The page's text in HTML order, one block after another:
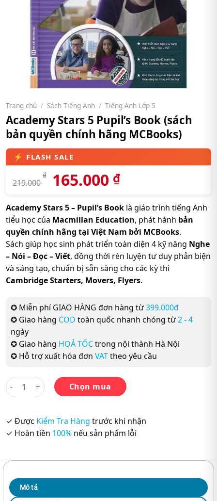
Trang chủ / Sách Tiếng Anh / Tiếng Anh Lớp 5
Academy Stars 5 Pupil’s Book (sách
bản quyền chính hãng MCBooks)
219.000
₫ 165.000 ₫
Academy Stars 5 – Pupil’s Book là giáo trình tiếng Anh
tiểu học của Macmillan Education, phát hành bản
quyền chính hãng tại Việt Nam bởi MCBooks.
Sách giúp học sinh phát triển toàn diện 4 kỹ năng Nghe
– Nói – Đọc – Viết, đồng thời rèn luyện tư duy phản biện
và sáng tạo, chuẩn bị sẵn sàng cho các kỳ thi
Cambridge Starters, Movers, Flyers.
✪ Miễn phí GIAO HÀNG đơn hàng từ399.000đ
✪ Giao hàng COD toàn quốc nhanh chóng từ2 - 4
ngày
✪ Giao hàng HOẢ TỐCtrong nội thành Hà Nội
✪ Hỗ trợ xuất hóa đơn VATtheo yêu cầu
Academy Stars 5 Pupil’s Book (sách bản quyền chính hãng
Chọn mua
✓ Được Kiểm Tra Hàng trước khi nhận
✓ Hoàn tiền 100% nếu sản phẩm lỗi
Mô tả